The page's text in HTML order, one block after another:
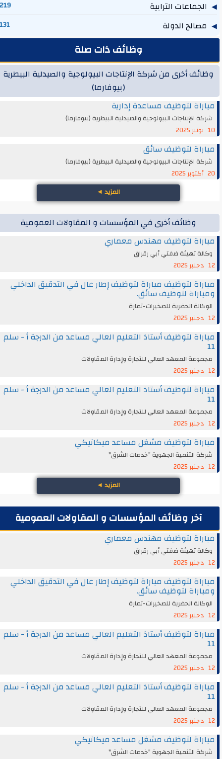
الجماعات الترابية 219
مصالح الدولة 131
وظائف ذات صلة
وظائف أخرى من شركة الإنتاجات البيولوجية والصيدلية البيطرية
(بيوفارما)
مباراة لتوظيف مساعدة إدارية
شركة الإنتاجات البيولوجية والصيدلية البيطرية (بيوفارما)
10 نونبر 2025
مباراة لتوظيف سائق
شركة الإنتاجات البيولوجية والصيدلية البيطرية (بيوفارما)
20 أكتوبر 2025
المزيد◄
وظائف أخرى في المؤسسات و المقاولات العمومية
مباراة لتوظيف مهندس معماري
وكالة تهيئة ضفتي أبي رقراق
12 دجنبر 2025
مباراة لتوظيف مباراة لتوظيف إطار عال في التدقيق الداخلي
ومباراة لتوظيف سائق.
الوكالة الحضرية للصخيرات-تمارة
12 دجنبر 2025
مباراة لتوظيف أستاذ التعليم العالي مساعد من الدرجة أ - سلم
11
مجموعة المعهد العالي للتجارة وإدارة المقاولات
12 دجنبر 2025
مباراة لتوظيف أستاذ التعليم العالي مساعد من الدرجة أ - سلم
11
مجموعة المعهد العالي للتجارة وإدارة المقاولات
12 دجنبر 2025
مباراة لتوظيف مشغل مساعد ميكانيكي
شركة التنمية الجهوية "خدمات الشرق"
12 دجنبر 2025
المزيد◄
آخر وظائف المؤسسات و المقاولات العمومية
مباراة لتوظيف مهندس معماري
وكالة تهيئة ضفتي أبي رقراق
12 دجنبر 2025
مباراة لتوظيف مباراة لتوظيف إطار عال في التدقيق الداخلي
ومباراة لتوظيف سائق.
الوكالة الحضرية للصخيرات-تمارة
12 دجنبر 2025
مباراة لتوظيف أستاذ التعليم العالي مساعد من الدرجة أ - سلم
11
مجموعة المعهد العالي للتجارة وإدارة المقاولات
12 دجنبر 2025
مباراة لتوظيف أستاذ التعليم العالي مساعد من الدرجة أ - سلم
11
مجموعة المعهد العالي للتجارة وإدارة المقاولات
12 دجنبر 2025
مباراة لتوظيف مشغل مساعد ميكانيكي
شركة التنمية الجهوية "خدمات الشرق"